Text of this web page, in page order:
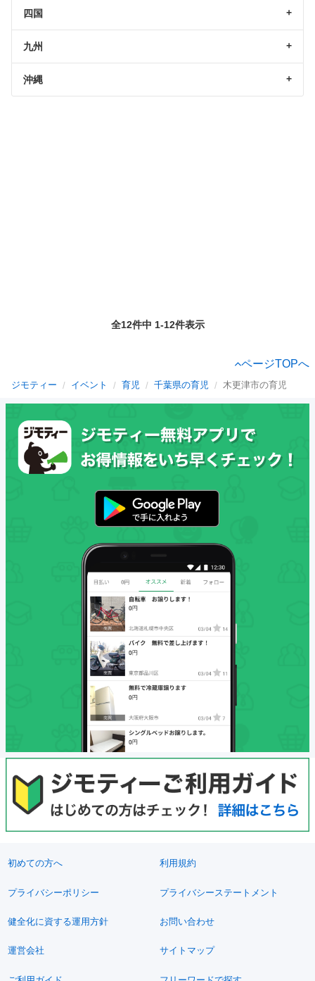
四国
九州
沖縄
全12件中 1-12件表示
ページTOPへ
ジモティー イベント 育児 千葉県の育児 木更津市の育児
初めての方へ 利用規約
プライバシーポリシー プライバシーステートメント
健全化に資する運用方針 お問い合わせ
運営会社 サイトマップ